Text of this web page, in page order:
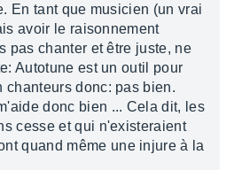
En tant que musicien (un vrai
avoir le raisonnement
pas chanter et être juste, ne
Autotune est un outil pour
chanteurs donc: pas bien.
donc bien ... Cela dit, les
cesse et qui n'existeraient
quand même une injure à la